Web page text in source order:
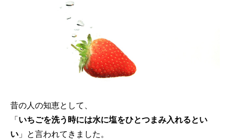
昔の人の知恵として、
「いちごを洗う時には水に塩をひとつまみ入れるとい
い 」と言われてきました。